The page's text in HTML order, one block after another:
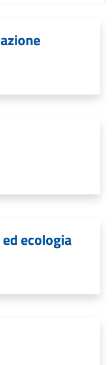
ecologia